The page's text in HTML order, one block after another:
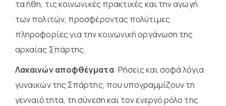
τα ήθη, τις κοινωνικές πρακτικές και την αγωγή
των πολιτών, προσφέροντας πολύτιμες
πληροφορίες για την κοινωνική οργάνωση της
αρχαίας Σπάρτης.
Λακαινών αποφθέγματα: Ρήσεις και σοφά λόγια
γυναικών της Σπάρτης, που υπογραμμίζουν τη
γενναιότητα, τη σύνεση και τον ενεργό ρόλο της